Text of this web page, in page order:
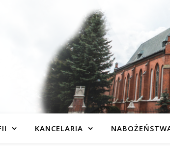
KANCELARIA